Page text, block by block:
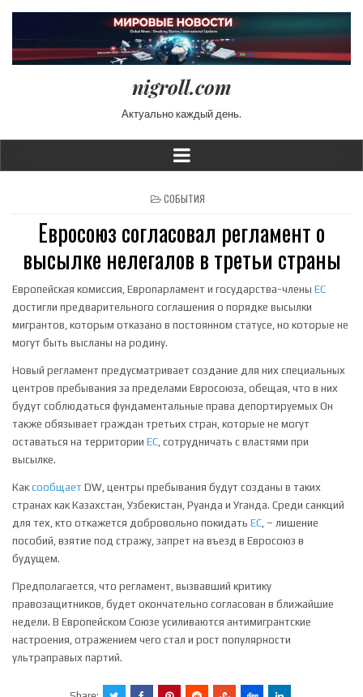
nigroll.com
Актуально каждый день.
POSTED IN
СОБЫТИЯ
Евросоюз согласовал регламент о
высылке нелегалов в третьи страны
Европейская комиссия, Европарламент и государства-члены ЕС
достигли предварительного соглашения о порядке высылки
мигрантов, которым отказано в постоянном статусе, но которые не
могут быть высланы на родину.
Новый регламент предусматривает создание для них специальных
центров пребывания за пределами Евросоюза, обещая, что в них
будут соблюдаться фундаментальные права депортируемых Он
также обязывает граждан третьих стран, которые не могут
оставаться на территории ЕС, сотрудничать с властями при
высылке.
Каксообщает DW, центры пребывания будут созданы в таких
странах как Казахстан, Узбекистан, Руанда и Уганда. Среди санкций
для тех, кто откажется добровольно покидать ЕС, – лишение
пособий, взятие под стражу, запрет на въезд в Евросоюз в
будущем.
Предполагается, что регламент, вызвавший критику
правозащитников, будет окончательно согласован в ближайшие
недели. В Европейском Союзе усиливаются антимигрантские
настроения, отражением чего стал и рост популярности
ультраправых партий.